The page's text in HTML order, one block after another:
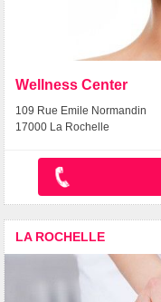
Wellness Center
109 Rue Emile Normandin
17000 La Rochelle
LA ROCHELLE